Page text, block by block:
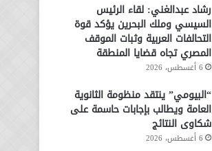
رشاد عبدالغني: لقاء الرئيس
السيسي وملك البحرين يؤكد قوة
التحالفات العربية وثبات الموقف
المصري تجاه قضايا المنطقة
6 أغسطس، 2026
“البيومي” ينتقد منظومة الثانوية
العامة ويطالب بإجابات حاسمة على
شكاوى النتائج
6 أغسطس، 2026